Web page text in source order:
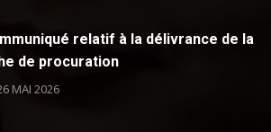
relatif à la délivrance de la
de procuration
MAI 2026